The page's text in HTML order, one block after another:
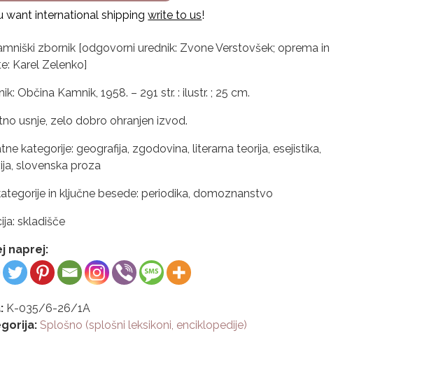
want international shippingwrite to us!
zbornik [odgovorni urednik: Zvone Verstovšek; oprema in
Karel Zelenko]
Občina Kamnik, 1958. – 291 str. : ilustr. ; 25 cm.
usnje, zelo dobro ohranjen izvod.
kategorije: geografija, zgodovina, literarna teorija, esejistika,
slovenska proza
in ključne besede: periodika, domoznanstvo
skladišče
naprej:
K-035/6-26/1A
Splošno (splošni leksikoni, enciklopedije)